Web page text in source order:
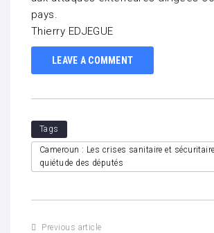
pays.
Thierry EDJEGUE
LEAVE A COMMENT
Tags
Cameroun : Les crises sanitaire et
quiétude des députés
Previous article